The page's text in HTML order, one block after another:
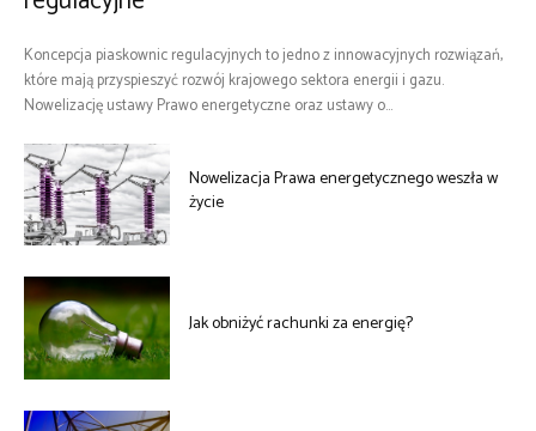
Koncepcja piaskownic regulacyjnych to jedno z innowacyjnych rozwiązań,
które mają przyspieszyć rozwój krajowego sektora energii i gazu.
Nowelizację ustawy Prawo energetyczne oraz ustawy o...
Nowelizacja Prawa energetycznego weszła w
życie
Jak obniżyć rachunki za energię?